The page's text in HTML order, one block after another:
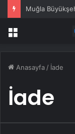
Menü
Anasayfa / İade
İade